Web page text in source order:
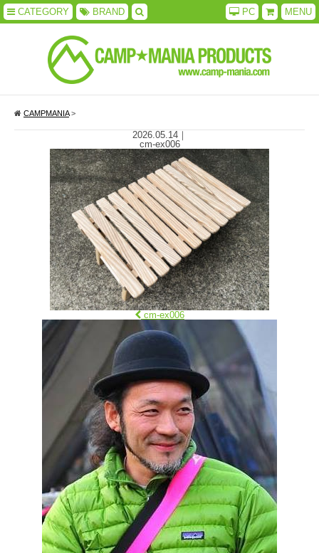
CATEGORY BRAND MENU
PC
CAMPMANIA>
2026.05.14｜
cm-ex006
cm-ex006